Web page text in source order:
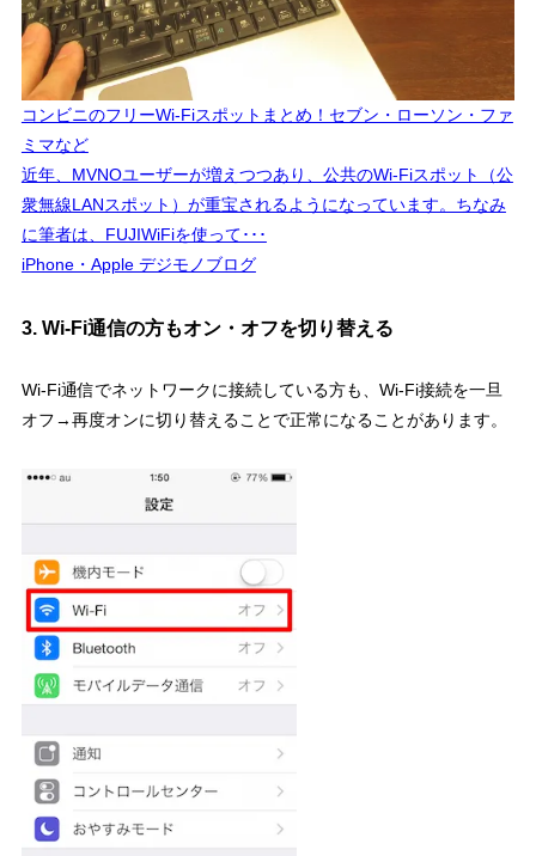
コンビニのフリーWi-Fiスポットまとめ！セブン・ローソン・ファ
ミマなど
近年、MVNOユーザーが増えつつあり、公共のWi-Fiスポット（公
衆無線LANスポット）が重宝されるようになっています。ちなみ
に筆者は、FUJIWiFiを使って･･･
iPhone・Apple デジモノブログ
3. Wi-Fi通信の方もオン・オフを切り替える
Wi-Fi通信でネットワークに接続している方も、Wi-Fi接続を一旦
オフ→再度オンに切り替えることで正常になることがあります。